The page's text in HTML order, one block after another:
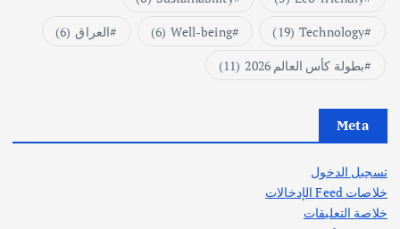
Technology
(19)
Well-being
(6) العراق (6)
بطولة كأس العالم 2026
(11)
Meta
تسجيل الدخول
خلاصات Feed الإدخالات
خلاصة التعليقات